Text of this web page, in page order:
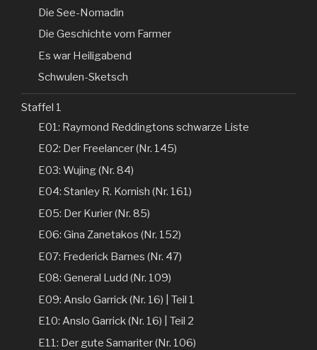
Die See-Nomadin
Die Geschichte vom Farmer
Es war Heiligabend
Schwulen-Sketsch
Staffel 1
E01: Raymond Reddingtons schwarze Liste
E02: Der Freelancer (Nr. 145)
E03: Wujing (Nr. 84)
E04: Stanley R. Kornish (Nr. 161)
E05: Der Kurier (Nr. 85)
E06: Gina Zanetakos (Nr. 152)
E07: Frederick Barnes (Nr. 47)
E08: General Ludd (Nr. 109)
E09: Anslo Garrick (Nr. 16) | Teil 1
E10: Anslo Garrick (Nr. 16) | Teil 2
E11: Der gute Samariter (Nr. 106)